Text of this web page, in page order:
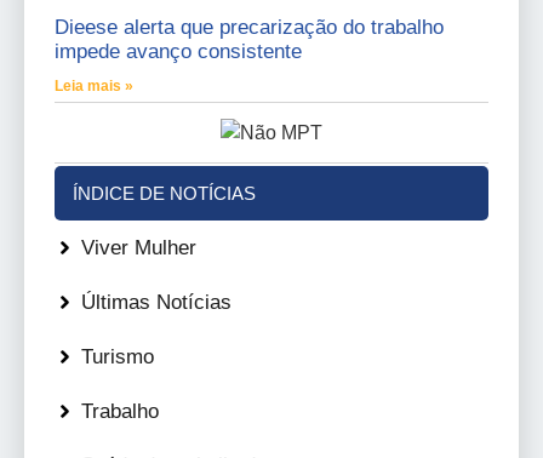
Dieese alerta que precarização do trabalho
impede avanço consistente
Leia mais »
ÍNDICE DE NOTÍCIAS
Viver Mulher
Últimas Notícias
Turismo
Trabalho